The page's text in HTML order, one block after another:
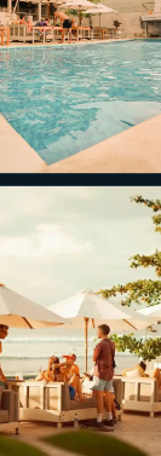
Rp250,000-